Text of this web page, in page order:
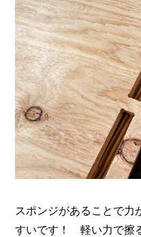
スポンジがあることで力
すいです！ 軽い力で擦